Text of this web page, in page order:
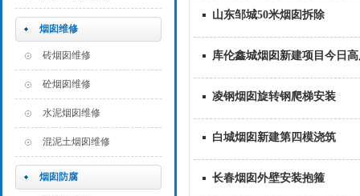
烟囱维修
砖烟囱维修
砼烟囱维修
水泥烟囱维修
混泥土烟囱维修
烟囱防腐
山东邹城50米烟囱拆除
库伦鑫城烟囱新建项目今日高
凌钢烟囱旋转钢爬梯安装
白城烟囱新建第四模浇筑
长春烟囱外壁安装抱箍